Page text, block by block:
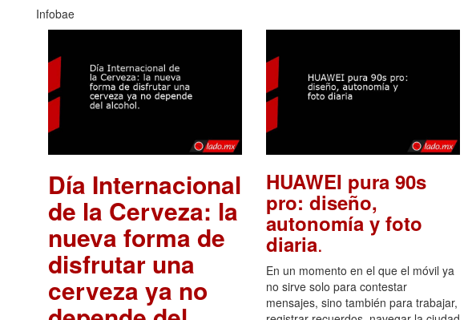
Infobae
Día Internacional
de la Cerveza: la
nueva forma de
disfrutar una
cerveza ya no
HUAWEI pura 90s
pro: diseño,
autonomía y foto
diaria.
En un momento en el que el móvil ya
no sirve solo para contestar
mensajes, sino también para trabajar,